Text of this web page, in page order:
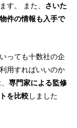
す。 また、 さいた
件の情報も入手で
っても十数社の企
用すればいいのか
専門家による監修
を比較しました